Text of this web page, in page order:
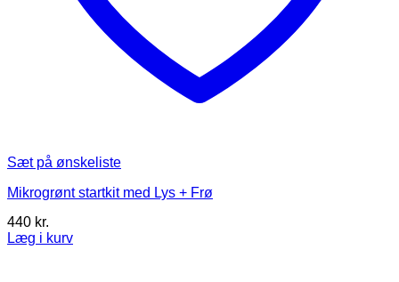
Sæt på ønskeliste
Mikrogrønt startkit med Lys + Frø
440 kr.
Læg i kurv